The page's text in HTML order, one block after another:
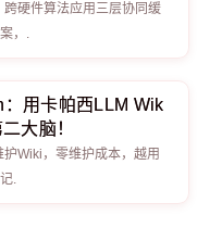
硬件算法应用三层协同缓
，.
用卡帕西LLM Wik
大脑！
Wiki，零维护成本，越用
.